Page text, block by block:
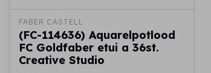
FABER CASTELL
(FC-114636) Aquarelpotlood
FC Goldfaber etui a 36st.
Creative Studio